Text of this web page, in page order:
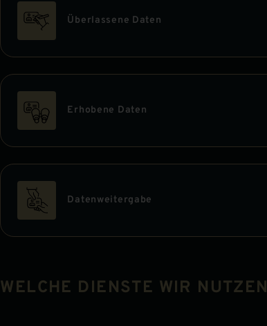
Überlassene Daten
Erhobene Daten
Datenweitergabe
WELCHE DIENSTE WIR NUTZEN